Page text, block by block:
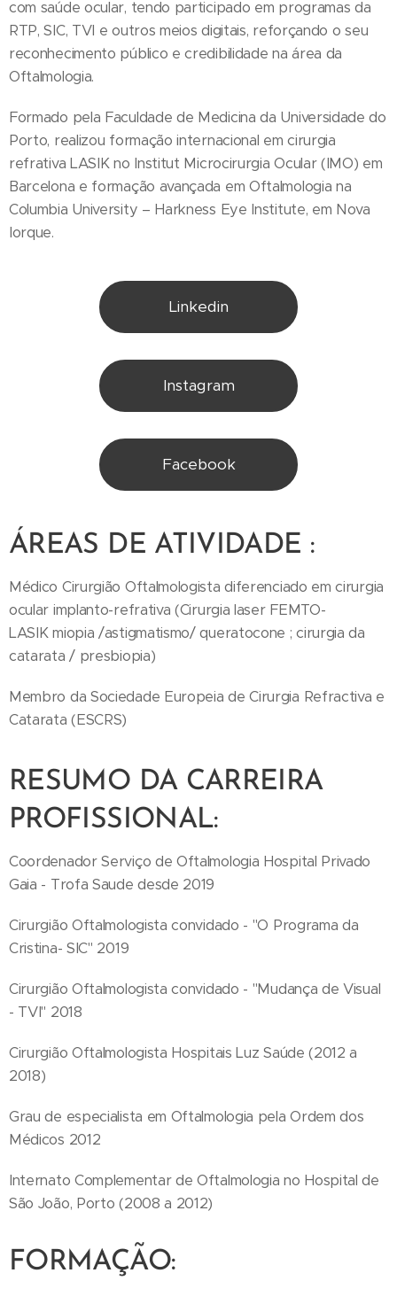
com saúde ocular, tendo participado em programas da
RTP, SIC, TVI e outros meios digitais, reforçando o seu
reconhecimento público e credibilidade na área da
Oftalmologia.
Formado pela Faculdade de Medicina da Universidade do
Porto, realizou formação internacional em cirurgia
refrativa LASIK no Institut Microcirurgia Ocular (IMO) em
Barcelona e formação avançada em Oftalmologia na
Columbia University – Harkness Eye Institute, em Nova
Iorque.
Linkedin
Instagram
Facebook
ÁREAS DE ATIVIDADE :
Médico Cirurgião Oftalmologista diferenciado em cirurgia
ocular implanto-refrativa (Cirurgia laser FEMTO-
LASIK miopia /astigmatismo/ queratocone ; cirurgia da
catarata / presbiopia)
Membro da Sociedade Europeia de Cirurgia Refractiva e
Catarata (ESCRS)
RESUMO DA CARREIRA
PROFISSIONAL:
Coordenador Serviço de Oftalmologia Hospital Privado
Gaia - Trofa Saude desde 2019
Cirurgião Oftalmologista convidado - "O Programa da
Cristina- SIC" 2019
Cirurgião Oftalmologista convidado - "Mudança de Visual
- TVI" 2018
Cirurgião Oftalmologista Hospitais Luz Saúde (2012 a
2018)
Grau de especialista em Oftalmologia pela Ordem dos
Médicos 2012
Internato Complementar de Oftalmologia no Hospital de
São João, Porto (2008 a 2012)
FORMAÇÃO: